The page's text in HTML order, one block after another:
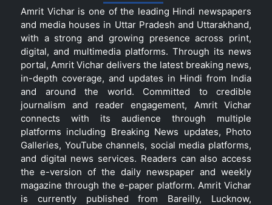
Amrit Vichar is one of the leading Hindi newspapers
and media houses in Uttar Pradesh and Uttarakhand,
with a strong and growing presence across print,
digital, and multimedia platforms. Through its news
portal, Amrit Vichar delivers the latest breaking news,
in-depth coverage, and updates in Hindi from India
and around the world. Committed to credible
journalism and reader engagement, Amrit Vichar
connects with its audience through multiple
platforms including Breaking News updates, Photo
Galleries, YouTube channels, social media platforms,
and digital news services. Readers can also access
the e-version of the daily newspaper and weekly
magazine through the e-paper platform. Amrit Vichar
is currently published from Bareilly, Lucknow,